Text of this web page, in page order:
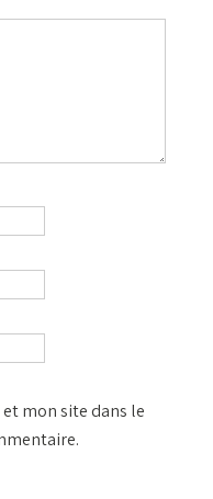
mon site dans le